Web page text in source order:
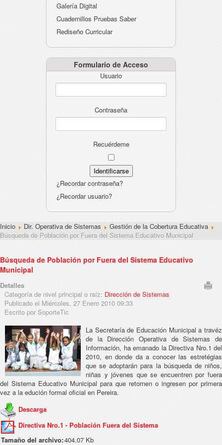
Galería Digital
Cuadernillos Pruebas Saber
Rediseño Curricular
Formulario de Acceso
Usuario
Contraseña
Recuérdeme
¿Recordar contraseña?
¿Recordar usuario?
Inicio Dir. Operativa de Sistemas
Gestión de la Cobertura Educativa
Búsqueda de Población por Fuera del Sistema Educativo Municipal
Búsqueda de Población por Fuera del Sistema Educativo
Municipal
Detalles
Categoría de nivel principal o raíz: Dirección de Sistemas
Publicado el Miércoles, 27 Enero 2010 09:33
Escrito por SoporteTic
La Secretaría de Educación Municipal a travéz
de la Dirección Operativa de Sistemas de
Información, ha emanado la Directiva Nro.1 del
2010, en donde da a conocer las estretégias
que se adoptarán para la búsqueda de niños,
niñas y jóvenes que se encuentren por fuera
del Sistema Educativo Municipal para que retornen o ingresen por primera
vez a la edución formal oficial en Pereira.
Descarga
Directiva Nro.1 - Población Fuera del Sistema
Tamaño del archivo:404.07 Kb